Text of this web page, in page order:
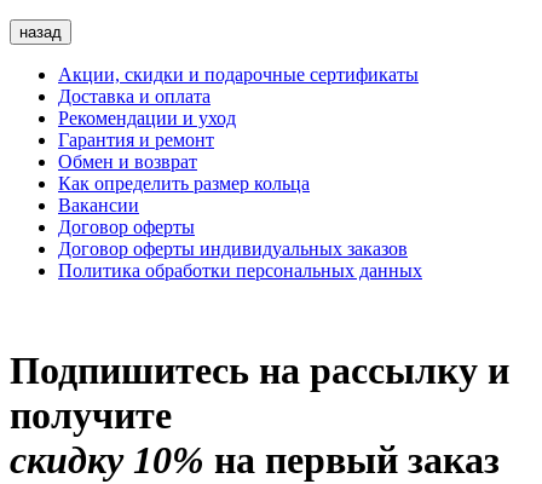
назад
Акции, скидки и подарочные сертификаты
Доставка и оплата
Рекомендации и уход
Гарантия и ремонт
Обмен и возврат
Как определить размер кольца
Вакансии
Договор оферты
Договор оферты индивидуальных заказов
Политика обработки персональных данных
Подпишитесь на рассылку и
получите
скидку 10% на первый заказ